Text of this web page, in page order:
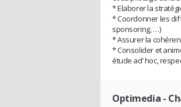
* Elaborer la
* Coordonner les
sponsoring, …)
* Assurer la
* Consolider et
étude ad’ hoc,
Optimedia -